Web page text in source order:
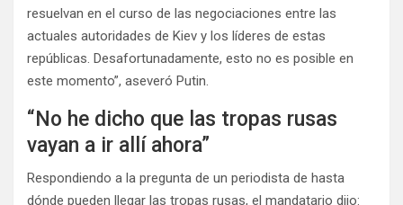
resuelvan en el curso de las negociaciones entre las
actuales autoridades de Kiev y los líderes de estas
repúblicas. Desafortunadamente, esto no es posible en
este momento”, aseveró Putin.
“No he dicho que las tropas rusas
vayan a ir allí ahora”
Respondiendo a la pregunta de un periodista de hasta
dónde pueden llegar las tropas rusas, el mandatario dijo: